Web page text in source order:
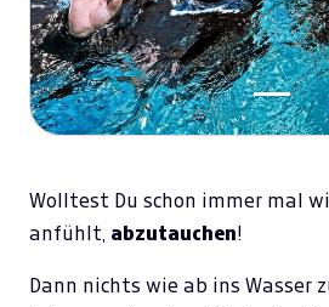
Wolltest Du schon immer mal
anfühlt, abzutauchen!
Dann nichts wie ab ins Wasser